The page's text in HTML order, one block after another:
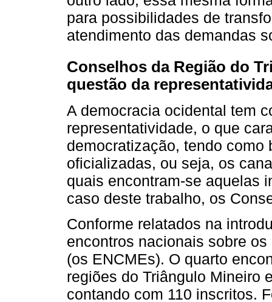
para possibilidades de
atendimento das demandas
Conselhos da Região do
questão da
A democracia ocidental tem
representatividade, o que
democratização, tendo
oficializadas, ou seja, os
quais encontram-se aquelas
caso deste trabalho, os
Conforme relatados na
encontros nacionais sobre
(os ENCMEs). O quarto
regiões do Triângulo Mineiro
contando com 110 inscritos.